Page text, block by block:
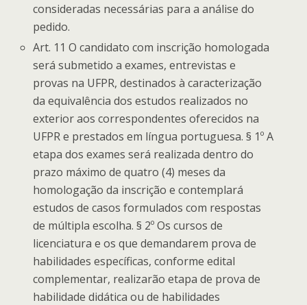
consideradas necessárias para a análise do
pedido.
Art. 11 O candidato com inscrição homologada
será submetido a exames, entrevistas e
provas na UFPR, destinados à caracterização
da equivalência dos estudos realizados no
exterior aos correspondentes oferecidos na
UFPR e prestados em língua portuguesa. § 1º A
etapa dos exames será realizada dentro do
prazo máximo de quatro (4) meses da
homologação da inscrição e contemplará
estudos de casos formulados com respostas
de múltipla escolha. § 2º Os cursos de
licenciatura e os que demandarem prova de
habilidades específicas, conforme edital
complementar, realizarão etapa de prova de
habilidade didática ou de habilidades